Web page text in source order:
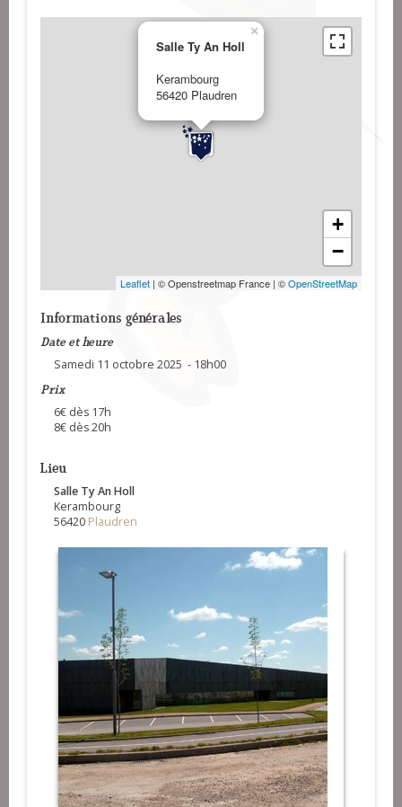
Salle Ty An Holl
Kerambourg
56420 Plaudren
×
+
−
Leaflet | © Openstreetmap France | ©OpenStreetMap
Informations générales
Date et heure
Samedi 11 octobre 2025 - 18h00
Prix
6€ dès 17h
8€ dès 20h
Lieu
Salle Ty An Holl
Kerambourg
56420 Plaudren